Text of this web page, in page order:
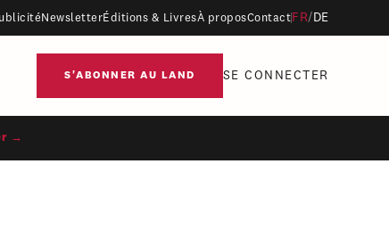
NewsletterÉditions & LivresÀ proposContact FR/ DE
S'ABONNER AU LAND SE CONNECTER
→